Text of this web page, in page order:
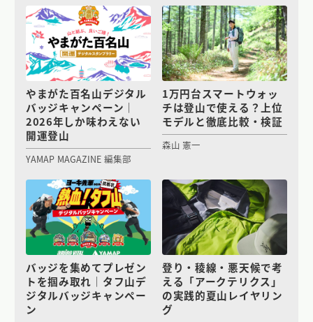
やまがた百名山デジタル
バッジキャンペーン｜
2026年しか味わえない
開運登山
YAMAP MAGAZINE 編集部
1万円台スマートウォッ
チは登山で使える？上位
モデルと徹底比較・検証
森山 憲一
バッジを集めてプレゼン
トを掴み取れ｜タフ山デ
ジタルバッジキャンペー
ン
登り・稜線・悪天候で考
える「アークテリクス」
の実践的夏山レイヤリン
グ